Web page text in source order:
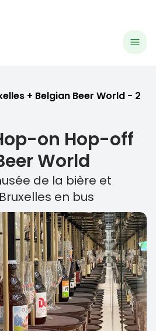
menu
+ Belgian Beer World - 2
on Hop-off
World
de la bière et
Bruxelles en bus